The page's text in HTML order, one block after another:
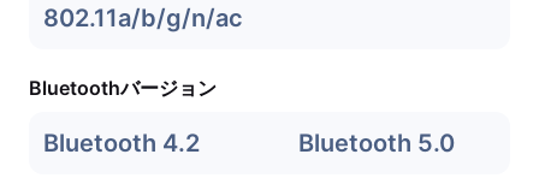
802.11a/b/g/n/ac
Bluetoothバージョン
Bluetooth 4.2 Bluetooth 5.0